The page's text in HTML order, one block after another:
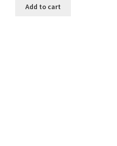
was:
Add to cart